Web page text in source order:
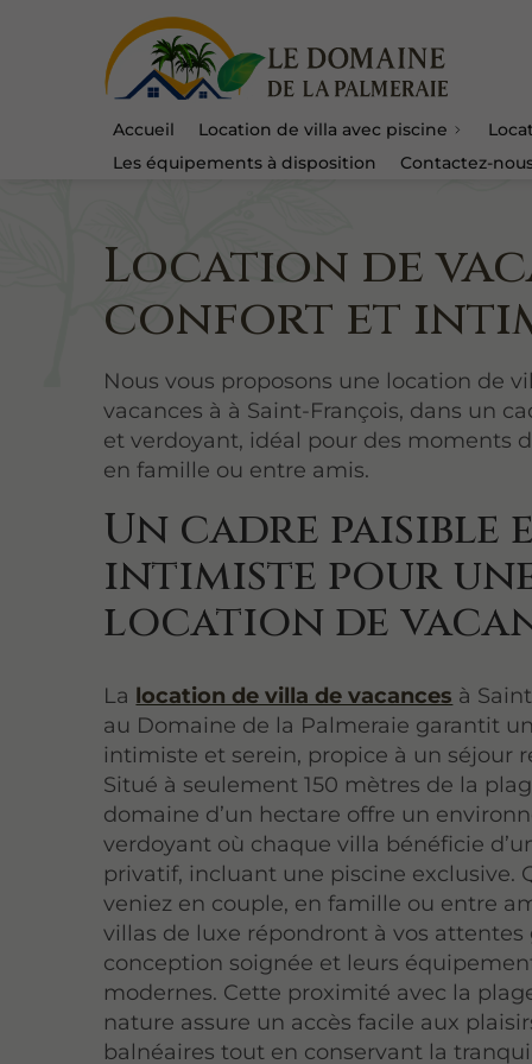
Accueil Location de villa avec piscine
Les équipements à disposition
Contactez-
Location de
confort et
Nous vous proposons une location de
vacances à à Saint-François, dans un
et verdoyant, idéal pour des moments
en famille ou entre amis.
Un cadre paisible
intimiste pour
location de
La location de villa de vacances à
au Domaine de la Palmeraie garantit
intimiste et serein, propice à un séjour
Situé à seulement 150 mètres de la
domaine d’un hectare offre un
verdoyant où chaque villa bénéficie
privatif, incluant une piscine exclusive.
veniez en couple, en famille ou entre
villas de luxe répondront à vos attentes
conception soignée et leurs
modernes. Cette proximité avec la
nature assure un accès facile aux
balnéaires tout en conservant la